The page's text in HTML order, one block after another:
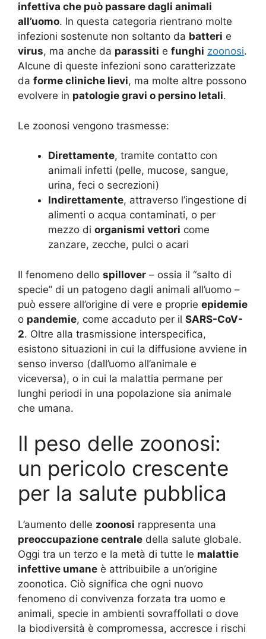
infettiva che può passare dagli animali
all’uomo. In questa categoria rientrano molte
infezioni sostenute non soltanto da batteri e
virus, ma anche da parassiti e funghi zoonosi.
Alcune di queste infezioni sono caratterizzate
da forme cliniche lievi, ma molte altre possono
evolvere in patologie gravi o persino letali.
Le zoonosi vengono trasmesse:
Direttamente, tramite contatto con
animali infetti (pelle, mucose, sangue,
urina, feci o secrezioni)
Indirettamente, attraverso l’ingestione di
alimenti o acqua contaminati, o per
mezzo di organismi vettori come
zanzare, zecche, pulci o acari
Il fenomeno dello spillover – ossia il “salto di
specie” di un patogeno dagli animali all’uomo –
può essere all’origine di vere e proprie epidemie
o pandemie, come accaduto per il SARS-CoV-
2. Oltre alla trasmissione interspecifica,
esistono situazioni in cui la diffusione avviene in
senso inverso (dall’uomo all’animale e
viceversa), o in cui la malattia permane per
lunghi periodi in una popolazione sia animale
che umana.
Il peso delle zoonosi:
un pericolo crescente
per la salute pubblica
L’aumento delle zoonosi rappresenta una
preoccupazione centrale della salute globale.
Oggi tra un terzo e la metà di tutte le malattie
infettive umane è attribuibile a un’origine
zoonotica. Ciò significa che ogni nuovo
fenomeno di convivenza forzata tra uomo e
animali, specie in ambienti sovraffollati o dove
la biodiversità è compromessa, accresce i rischi